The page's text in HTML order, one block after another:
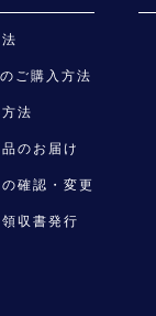
ご購入方法
法
のお届け
確認・変更
収書発行